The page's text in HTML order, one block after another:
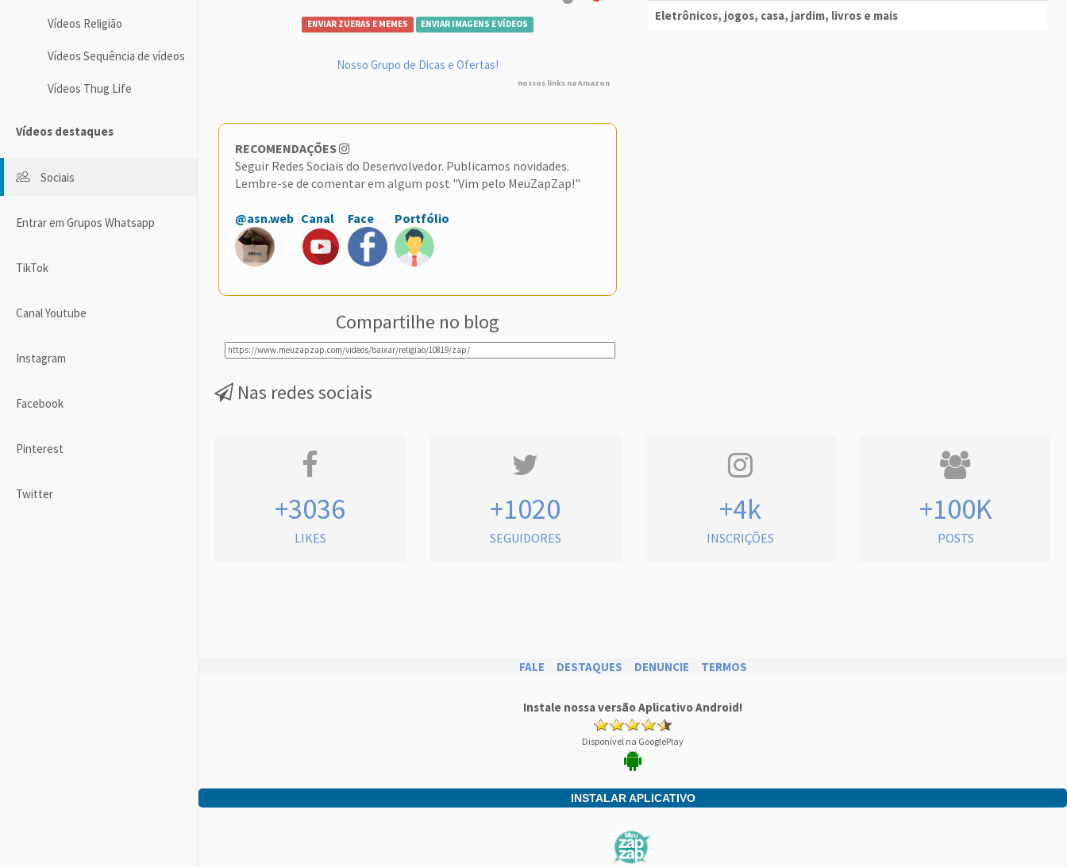
Vídeos Religião
Vídeos Sequência de vídeos
Vídeos Thug Life
Vídeos destaques
Sociais
Entrar em Grupos Whatsapp
TikTok
Canal Youtube
Instagram
Facebook
Pinterest
Twitter
ENVIAR ZUERAS E MEMES ENVIAR IMAGENS E VÍDEOS
Nosso Grupo de Dicas e Ofertas!
nossos links na Amazon
RECOMENDAÇÕES
Seguir Redes Sociais do Desenvolvedor. Publicamos novidades.
Lembre-se de comentar em algum post "Vim pelo MeuZapZap!"
@asn.web Canal Face Portfólio
Compartilhe no blog
Eletrônicos, jogos, casa, jardim, livros e mais
Nas redes sociais
+3036
LIKES
+1020
SEGUIDORES
+4k
INSCRIÇÕES
+100K
POSTS
FALE DESTAQUES DENUNCIE TERMOS
Instale nossa versão Aplicativo Android!
Disponível na GooglePlay
INSTALAR APLICATIVO